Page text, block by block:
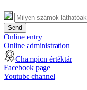
Send
Online entry
Online administration
Champion értéktár
Facebook page
Youtube channel